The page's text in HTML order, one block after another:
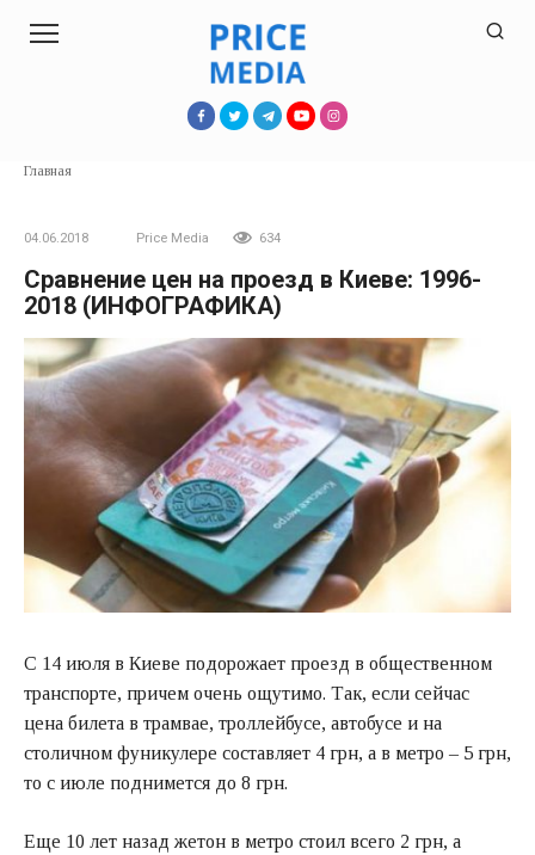
Главная
04.06.2018 Price Media 634
Сравнение цен на проезд в Киеве: 1996-
2018 (ИНФОГРАФИКА)
С 14 июля в Киеве подорожает проезд в общественном
транспорте, причем очень ощутимо. Так, если сейчас
цена билета в трамвае, троллейбусе, автобусе и на
столичном фуникулере составляет 4 грн, а в метро – 5 грн,
то с июле поднимется до 8 грн.
Еще 10 лет назад жетон в метро стоил всего 2 грн, а